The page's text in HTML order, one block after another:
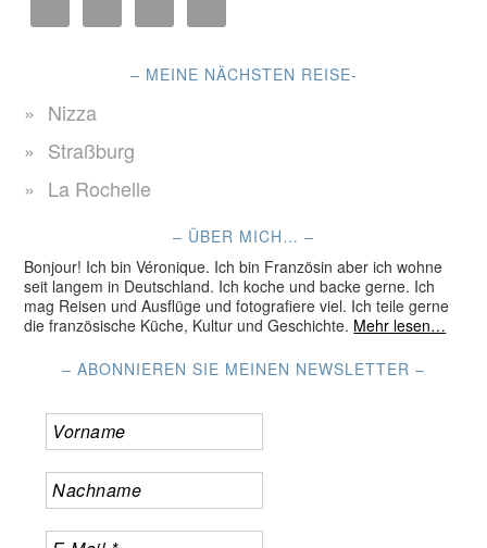
– MEINE NÄCHSTEN REISE-
Nizza
Straßburg
La Rochelle
– ÜBER MICH… –
Bonjour! Ich bin Véronique. Ich bin Französin aber ich wohne
seit langem in Deutschland. Ich koche und backe gerne. Ich
mag Reisen und Ausflüge und fotografiere viel. Ich teile gerne
die französische Küche, Kultur und Geschichte. Mehr lesen…
– ABONNIEREN SIE MEINEN NEWSLETTER –